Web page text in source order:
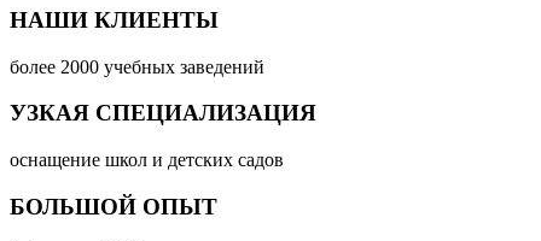
НАШИ КЛИЕНТЫ
более 2000 учебных заведений
УЗКАЯ СПЕЦИАЛИЗАЦИЯ
оснащение школ и детских садов
БОЛЬШОЙ ОПЫТ